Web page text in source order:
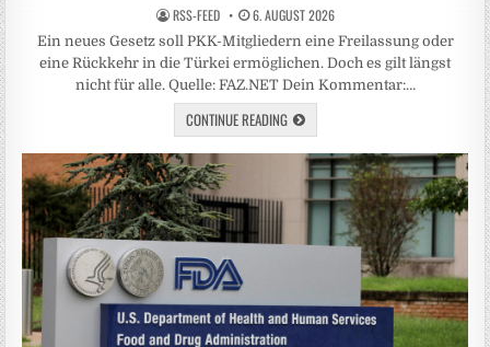
RSS-FEED 6. AUGUST 2026
Ein neues Gesetz soll PKK-Mitgliedern eine Freilassung oder
eine Rückkehr in die Türkei ermöglichen. Doch es gilt längst
nicht für alle. Quelle: FAZ.NET Dein Kommentar:…
CONTINUE READING